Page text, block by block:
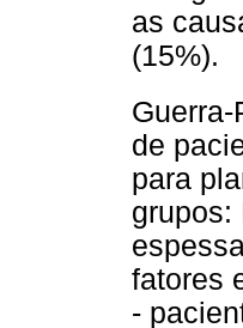
as
(15%).
Guerra-
de
para
grupos:
fatores
-